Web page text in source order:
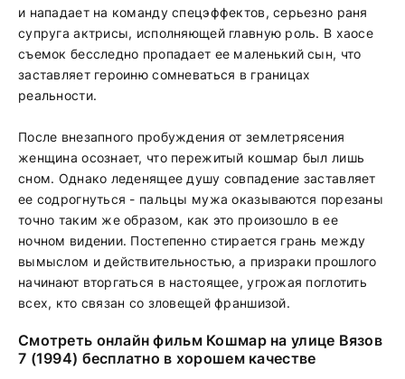
и нападает на команду спецэффектов, серьезно раня
супруга актрисы, исполняющей главную роль. В хаосе
съемок бесследно пропадает ее маленький сын, что
заставляет героиню сомневаться в границах
реальности.
После внезапного пробуждения от землетрясения
женщина осознает, что пережитый кошмар был лишь
сном. Однако леденящее душу совпадение заставляет
ее содрогнуться - пальцы мужа оказываются порезаны
точно таким же образом, как это произошло в ее
ночном видении. Постепенно стирается грань между
вымыслом и действительностью, а призраки прошлого
начинают вторгаться в настоящее, угрожая поглотить
всех, кто связан со зловещей франшизой.
Смотреть онлайн фильм Кошмар на улице Вязов
7 (1994) бесплатно в хорошем качестве